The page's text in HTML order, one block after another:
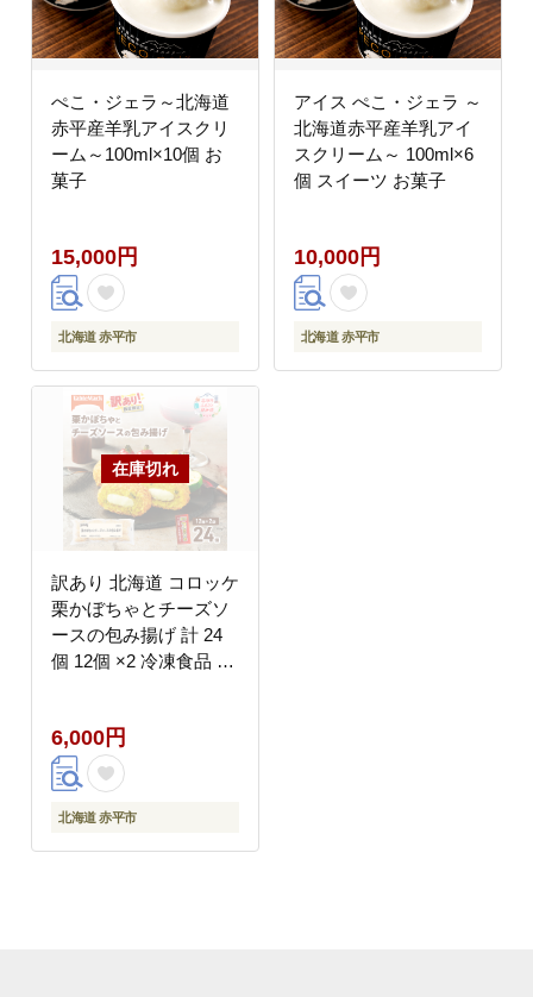
ぺこ・ジェラ～北海道
赤平産羊乳アイスクリ
ーム～100ml×10個 お
菓子
15,000円
北海道 赤平市
アイス ぺこ・ジェラ ～
北海道赤平産羊乳アイ
スクリーム～ 100ml×6
個 スイーツ お菓子
10,000円
北海道 赤平市
訳あり 北海道 コロッケ
栗かぼちゃとチーズソ
ースの包み揚げ 計 24
個 12個 ×2 冷凍食品 惣
メ 大容量 冷凍コロッケ
揚げるだけ 時短
6,000円
北海道 赤平市